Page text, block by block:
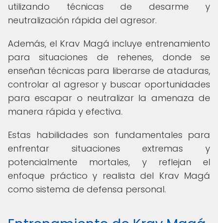
utilizando técnicas de desarme y
neutralización rápida del agresor.
Además, el Krav Magá incluye entrenamiento
para situaciones de rehenes, donde se
enseñan técnicas para liberarse de ataduras,
controlar al agresor y buscar oportunidades
para escapar o neutralizar la amenaza de
manera rápida y efectiva.
Estas habilidades son fundamentales para
enfrentar situaciones extremas y
potencialmente mortales, y reflejan el
enfoque práctico y realista del Krav Magá
como sistema de defensa personal.